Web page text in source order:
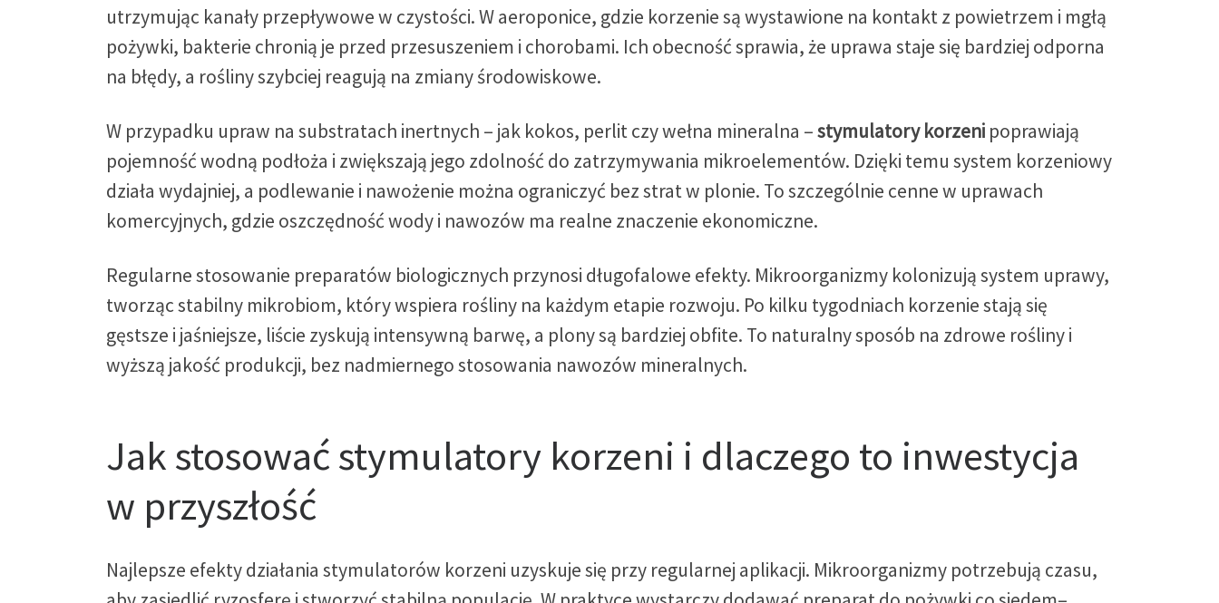
utrzymując kanały przepływowe w czystości. W aeroponice, gdzie korzenie są wystawione na kontakt z powietrzem i mgłą
pożywki, bakterie chronią je przed przesuszeniem i chorobami. Ich obecność sprawia, że uprawa staje się bardziej odporna
na błędy, a rośliny szybciej reagują na zmiany środowiskowe.
W przypadku upraw na substratach inertnych – jak kokos, perlit czy wełna mineralna –stymulatory korzeni poprawiają
pojemność wodną podłoża i zwiększają jego zdolność do zatrzymywania mikroelementów. Dzięki temu system korzeniowy
działa wydajniej, a podlewanie i nawożenie można ograniczyć bez strat w plonie. To szczególnie cenne w uprawach
komercyjnych, gdzie oszczędność wody i nawozów ma realne znaczenie ekonomiczne.
Regularne stosowanie preparatów biologicznych przynosi długofalowe efekty. Mikroorganizmy kolonizują system uprawy,
tworząc stabilny mikrobiom, który wspiera rośliny na każdym etapie rozwoju. Po kilku tygodniach korzenie stają się
gęstsze i jaśniejsze, liście zyskują intensywną barwę, a plony są bardziej obfite. To naturalny sposób na zdrowe rośliny i
wyższą jakość produkcji, bez nadmiernego stosowania nawozów mineralnych.
Jak stosować stymulatory korzeni i dlaczego to inwestycja
w przyszłość
Najlepsze efekty działania stymulatorów korzeni uzyskuje się przy regularnej aplikacji. Mikroorganizmy potrzebują czasu,